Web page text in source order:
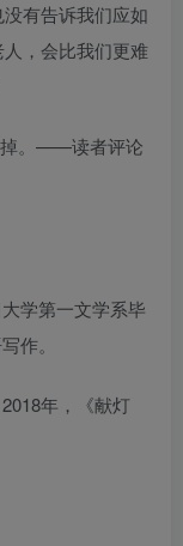
有告诉我们应如
，会比我们更难
掉。——读者评论
学第一文学系毕
作。
年，《献灯